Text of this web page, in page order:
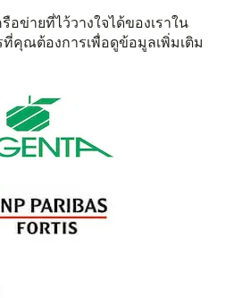
อข่ายที่ไว้วางใจได้ของเราใน
ที่คุณต้องการเพื่อดูข้อมูลเพิ่มเติม